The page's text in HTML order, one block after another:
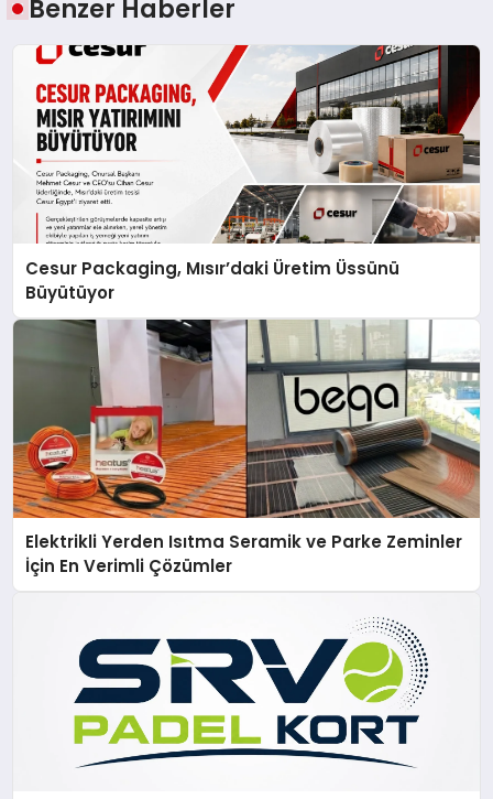
Benzer Haberler
Cesur Packaging, Mısır’daki Üretim Üssünü
Büyütüyor
Elektrikli Yerden Isıtma Seramik ve Parke Zeminler
İçin En Verimli Çözümler